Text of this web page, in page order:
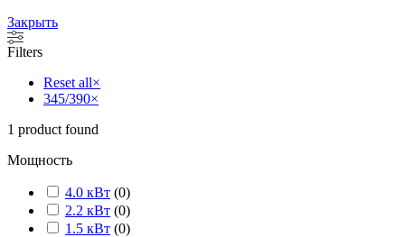
Закрыть
Filters
Reset all×
345/390×
1 product found
Мощность
4.0 кВт (0)
2.2 кВт (0)
1.5 кВт (0)